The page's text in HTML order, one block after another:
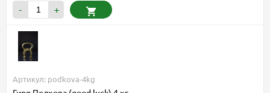
- +
Артикул: podkova-4kg